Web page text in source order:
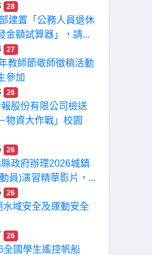
28
建置「公務人員退休
金額試算器」，請...
27
教師節敬師徵稿活動
參加
26
股份有限公司檢送
物資大作戰」校園
26
政府辦理2026城鎮
員)演習精華影片，...
26
水域安全及運動安全
26
全國學生遙控帆船